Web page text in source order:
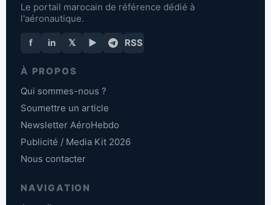
Le portail marocain de référence dédié à
l'aéronautique.
f in 𝕏 ▶ RSS
À PROPOS
Qui sommes-nous ?
Soumettre un article
Newsletter AéroHebdo
Publicité / Media Kit 2026
Nous contacter
NAVIGATION